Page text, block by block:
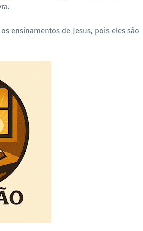
ensinamentos de Jesus, pois eles são